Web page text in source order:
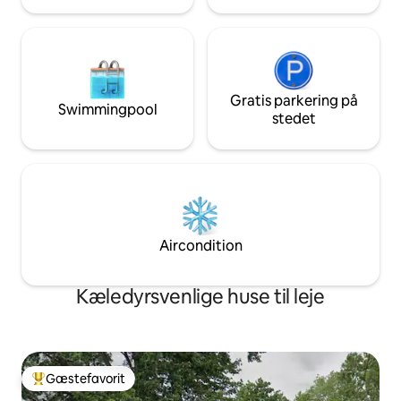
Swimmingpool
Gratis parkering på
stedet
Aircondition
Kæledyrsvenlige huse til leje
Bedste gæstefavorit
Gæstefavorit